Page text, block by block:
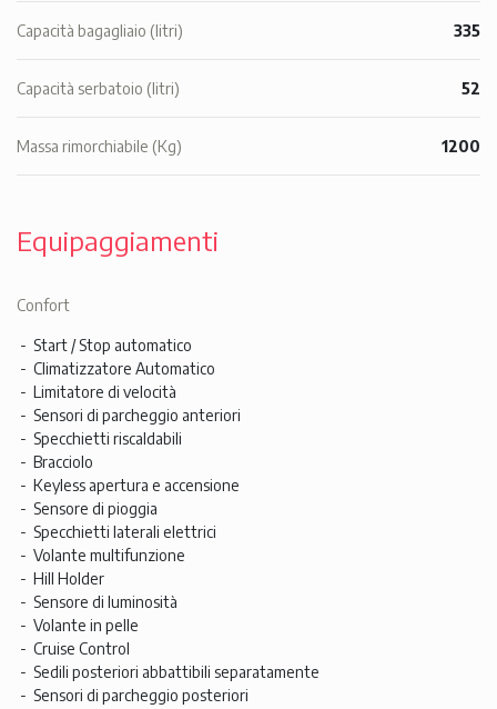
Capacità bagagliaio (litri) 335
Capacità serbatoio (litri) 52
Massa rimorchiabile (Kg) 1200
Equipaggiamenti
Confort
Start / Stop automatico
Climatizzatore Automatico
Limitatore di velocità
Sensori di parcheggio anteriori
Specchietti riscaldabili
Bracciolo
Keyless apertura e accensione
Sensore di pioggia
Specchietti laterali elettrici
Volante multifunzione
Hill Holder
Sensore di luminosità
Volante in pelle
Cruise Control
Sedili posteriori abbattibili separatamente
Sensori di parcheggio posteriori